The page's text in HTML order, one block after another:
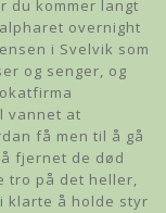
du kommer langt
overnight
i Svelvik som
og senger, og
vannet at
få men til å gå
fjernet de død
tro på det heller,
klarte å holde styr